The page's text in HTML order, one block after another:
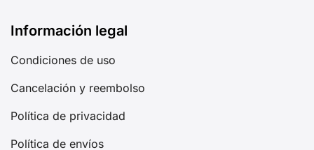
Información legal
Condiciones de uso
Cancelación y reembolso
Política de privacidad
Política de envíos